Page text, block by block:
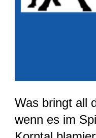
Was bringt all
wenn es im